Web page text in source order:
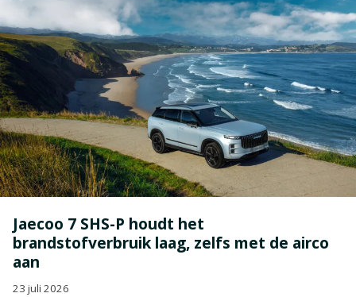
Jaecoo 7 SHS-P houdt het
brandstofverbruik laag, zelfs met de airco
aan
23 juli 2026